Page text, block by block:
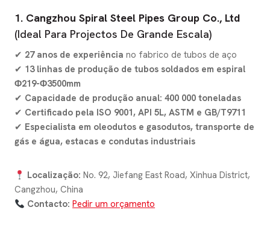
1. Cangzhou Spiral Steel Pipes Group Co., Ltd
(Ideal Para Projectos De Grande Escala)
✔ 27 anos de experiência no fabrico de tubos de aço
✔ 13 linhas de produção de tubos soldados em espiral
Φ219-Φ3500mm
✔ Capacidade de produção anual: 400 000 toneladas
✔ Certificado pela ISO 9001, API 5L, ASTM e GB/T9711
✔ Especialista em oleodutos e gasodutos, transporte de
gás e água, estacas e condutas industriais
Localização: No. 92, Jiefang East Road, Xinhua District,
Cangzhou, China
Contacto: Pedir um orçamento